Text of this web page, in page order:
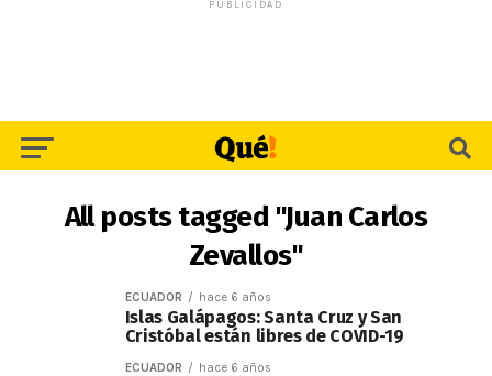
PUBLICIDAD
All posts tagged "Juan Carlos
Zevallos"
ECUADOR hace 6 años
Islas Galápagos: Santa Cruz y San
Cristóbal están libres de COVID-19
ECUADOR hace 6 años